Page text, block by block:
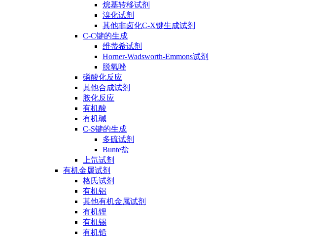
烷基转移试剂
溴化试剂
其他非卤化C-X键生成试剂
C-C键的生成
维蒂希试剂
Horner-Wadsworth-Emmons试剂
脱氧唑
磷酸化反应
其他合成试剂
胺化反应
有机酸
有机碱
C-S键的生成
多硫试剂
Bunte盐
上氘试剂
有机金属试剂
格氏试剂
有机铝
其他有机金属试剂
有机锂
有机锡
有机铅